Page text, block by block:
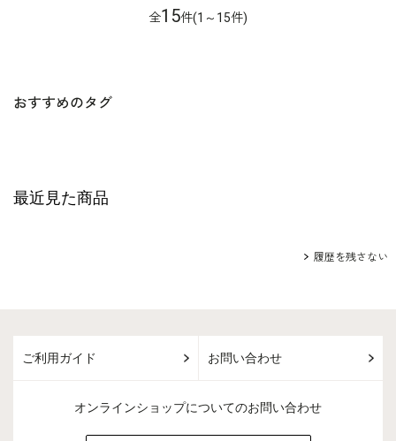
全15件(1～15件)
おすすめのタグ
最近見た商品
履歴を残さない
ご利用ガイド お問い合わせ
オンラインショップについてのお問い合わせ